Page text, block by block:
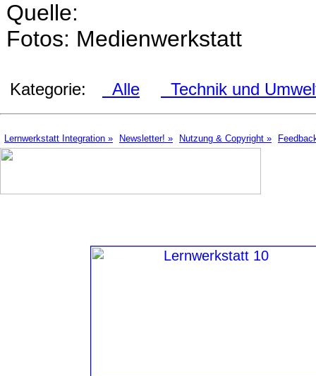
Quelle:
Fotos: Medienwerkstatt
Kategorie: Alle Technik und
Lernwerkstatt Integration » Newsletter! » Nutzung & Copyright »